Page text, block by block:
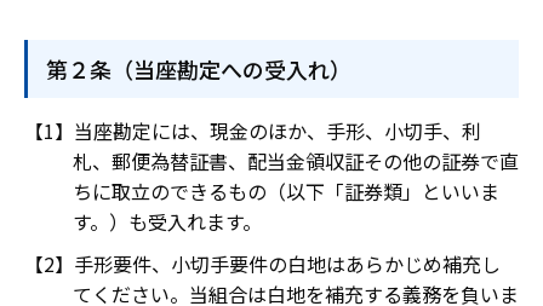
第２条（当座勘定への受入れ）
当座勘定には、現金のほか、手形、小切手、利
札、郵便為替証書、配当金領収証その他の証券で直
ちに取立のできるもの（以下「証券類」といいま
す。）も受入れます。
手形要件、小切手要件の白地はあらかじめ補充し
てください。当組合は白地を補充する義務を負いま